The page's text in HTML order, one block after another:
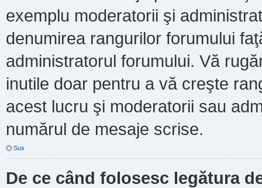
exemplu moderatorii şi
denumirea rangurilor forumului
administratorul forumului. Vă
inutile doar pentru a vă creşte
acest lucru şi moderatorii sau
numărul de mesaje scrise.
Sus
De ce când folosesc legătura